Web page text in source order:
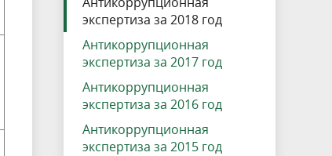
экспертиза за 2018 год
Антикоррупционная
экспертиза за 2017 год
Антикоррупционная
экспертиза за 2016 год
Антикоррупционная
экспертиза за 2015 год